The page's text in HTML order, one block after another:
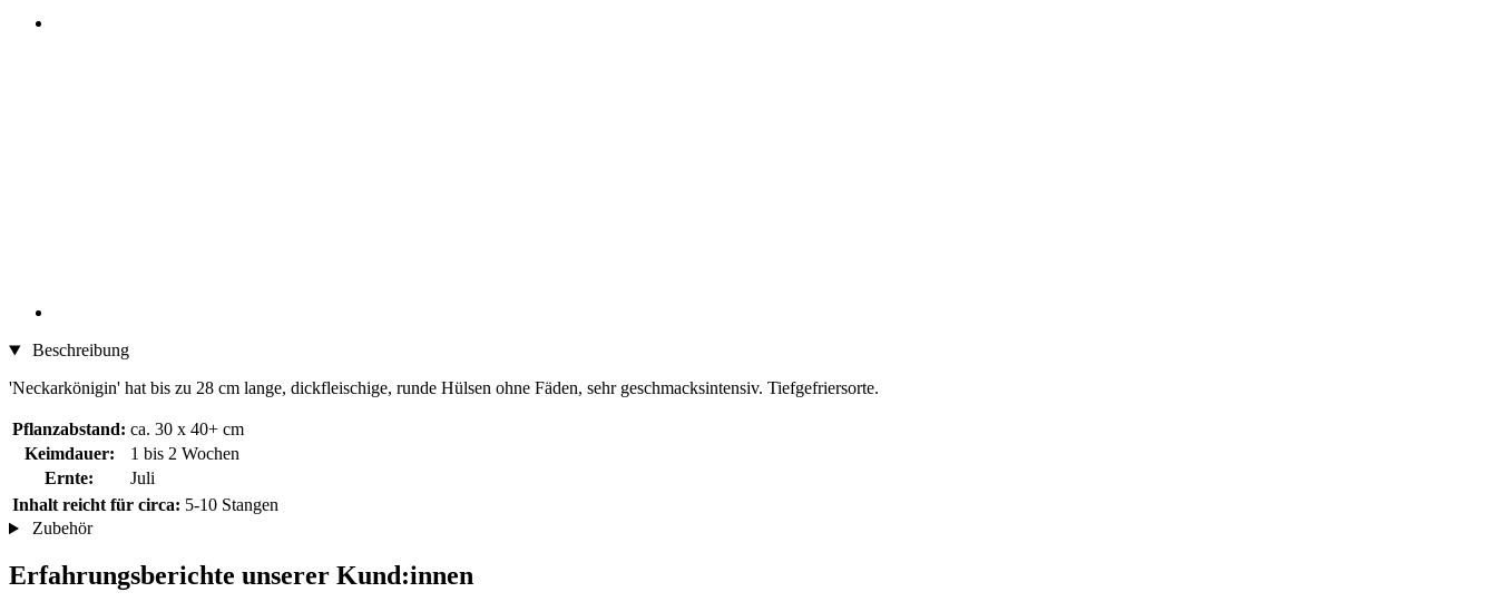
Beschreibung
'Neckarkönigin' hat bis zu 28 cm lange, dickfleischige, runde Hülsen ohne Fäden, sehr geschmacksintensiv. Tiefgefriersorte.
Pflanzabstand: ca. 30 x 40+ cm
Keimdauer:
1 bis 2 Wochen
Ernte:
Juli
Inhalt reicht für circa: 5-10 Stangen
Zubehör
Erfahrungsberichte unserer Kund:innen